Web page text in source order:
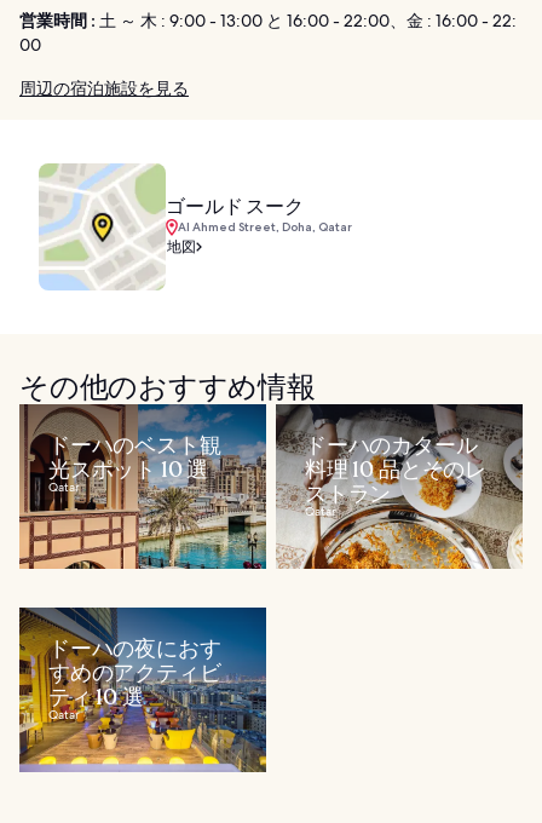
営業時間 : 土 ～ 木 : 9:00 - 13:00 と 16:00 - 22:00、金 : 16:00 - 22:
00
周辺の宿泊施設を見る
ゴールド スーク
Al Ahmed Street, Doha, Qatar
地図
その他のおすすめ情報
ドーハのベスト観
光スポット 10 選
Qatar
ドーハのカタール
料理 10 品とそのレ
ストラン
Qatar
ドーハの夜におす
すめのアクティビ
ティ 10 選
Qatar